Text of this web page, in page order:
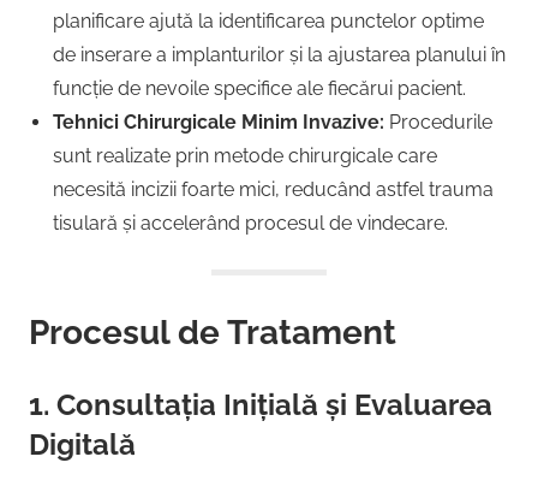
planificare ajută la identificarea punctelor optime
de inserare a implanturilor și la ajustarea planului în
funcție de nevoile specifice ale fiecărui pacient.
Tehnici Chirurgicale Minim Invazive: Procedurile
sunt realizate prin metode chirurgicale care
necesită incizii foarte mici, reducând astfel trauma
tisulară și accelerând procesul de vindecare.
Procesul de Tratament
1. Consultația Inițială și Evaluarea
Digitală